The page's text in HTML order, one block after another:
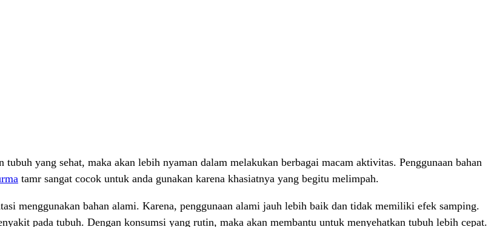
yang sehat, maka akan lebih nyaman dalam melakukan berbagai macam aktivitas. Penggunaan bahan
tamr sangat cocok untuk anda gunakan karena khasiatnya yang begitu melimpah.
menggunakan bahan alami. Karena, penggunaan alami jauh lebih baik dan tidak memiliki efek samping.
pada tubuh. Dengan konsumsi yang rutin, maka akan membantu untuk menyehatkan tubuh lebih cepat.